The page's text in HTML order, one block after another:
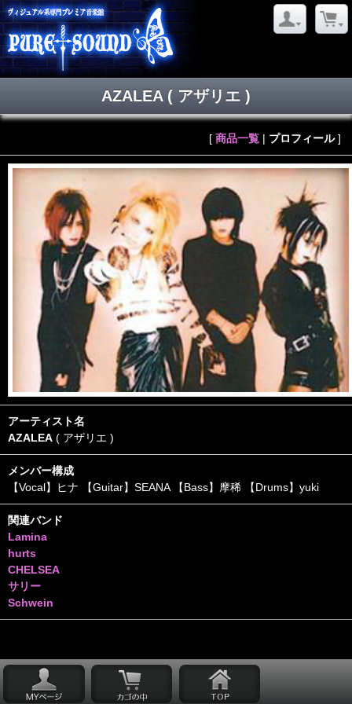
AZALEA( アザリエ )
[ 商品一覧 | プロフィール]
アーティスト名
AZALEA ( アザリエ )
メンバー構成
【Vocal】ヒナ 【Guitar】SEANA 【Bass】摩稀 【Drums】yuki
関連バンド
Lamina
hurts
CHELSEA
サリー
Schwein